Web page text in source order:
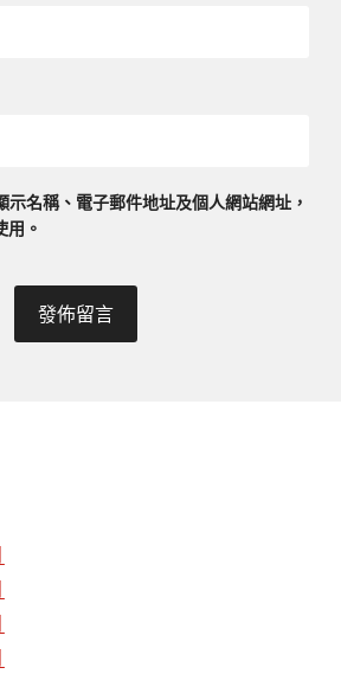
示名稱、電子郵件地址及個人網站網址，
用。